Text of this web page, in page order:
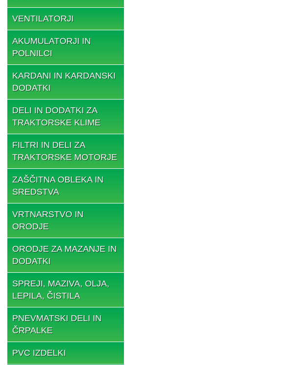
VENTILATORJI
AKUMULATORJI IN
POLNILCI
KARDANI IN KARDANSKI
DODATKI
DELI IN DODATKI ZA
TRAKTORSKE KLIME
FILTRI IN DELI ZA
TRAKTORSKE MOTORJE
ZAŠČITNA OBLEKA IN
SREDSTVA
VRTNARSTVO IN
ORODJE
ORODJE ZA MAZANJE IN
DODATKI
SPREJI, MAZIVA, OLJA,
LEPILA, ČISTILA
PNEVMATSKI DELI IN
ČRPALKE
PVC IZDELKI